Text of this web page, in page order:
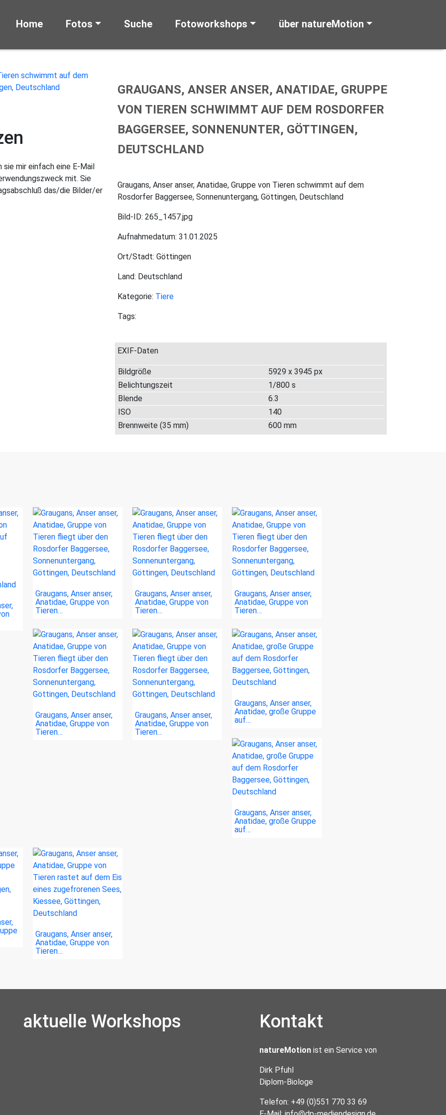
Home Fotos Suche Fotoworkshops über natureMotion
mir einfach eine E-Mail
mit. Sie
das/die Bilder/er
GRAUGANS, ANSER ANSER, ANATIDAE, GRUPPE
VON TIEREN SCHWIMMT AUF DEM ROSDORFER
BAGGERSEE, SONNENUNTER, GÖTTINGEN,
DEUTSCHLAND
Graugans, Anser anser, Anatidae, Gruppe von Tieren schwimmt auf dem
Rosdorfer Baggersee, Sonnenuntergang, Göttingen, Deutschland
Bild-ID: 265_1457.jpg
Aufnahmedatum: 31.01.2025
Ort/Stadt: Göttingen
Land: Deutschland
Kategorie: Tiere
Tags:
EXIF-Daten
Bildgröße
5929 x 3945 px
Belichtungszeit
1/800 s
Blende
6.3
ISO
140
Brennweite (35 mm)
600 mm
Graugans, Anser anser,
Anatidae, Gruppe von
Tieren…
Graugans, Anser anser,
Anatidae, Gruppe von
Tieren…
Graugans, Anser anser,
Anatidae, Gruppe von
Tieren…
Graugans, Anser anser,
Anatidae, Gruppe von
Tieren…
Graugans, Anser anser,
Anatidae, Gruppe von
Tieren…
Graugans, Anser anser,
Anatidae, große Gruppe
auf…
Graugans, Anser anser,
Anatidae, große Gruppe
auf…
Graugans, Anser anser,
Anatidae, Gruppe von
Tieren…
aktuelle Workshops Kontakt
natureMotion ist ein Service von
Dirk Pfuhl
Diplom-Biologe
Telefon: +49 (0)551 770 33 69